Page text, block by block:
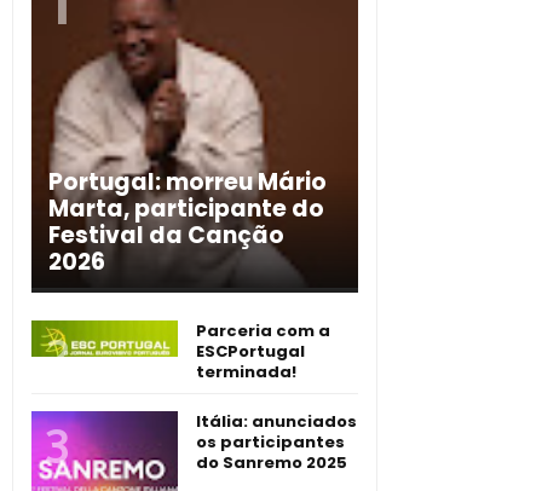
Portugal: morreu Mário
Marta, participante do
Festival da Canção
2026
Parceria com a
ESCPortugal
terminada!
Itália: anunciados
os participantes
do Sanremo 2025